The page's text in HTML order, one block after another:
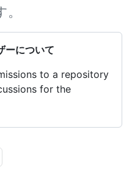
ーについて
to a repository
for the